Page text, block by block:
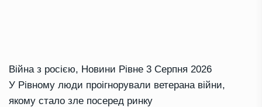
Війна з росією, Новини Рівне 3 Серпня 2026
У Рівному люди проігнорували ветерана війни,
якому стало зле посеред ринку